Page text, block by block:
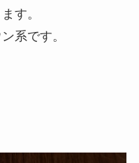
す。
系です。